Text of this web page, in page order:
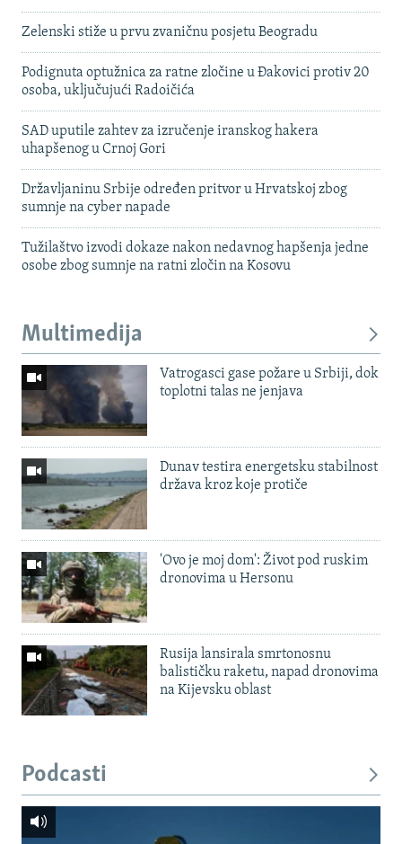
Zelenski stiže u prvu zvaničnu posjetu Beogradu
Podignuta optužnica za ratne zločine u Đakovici protiv 20
osoba, uključujući Radoičića
SAD uputile zahtev za izručenje iranskog hakera
uhapšenog u Crnoj Gori
Državljaninu Srbije određen pritvor u Hrvatskoj zbog
sumnje na cyber napade
Tužilaštvo izvodi dokaze nakon nedavnog hapšenja jedne
osobe zbog sumnje na ratni zločin na Kosovu
Multimedija
Vatrogasci gase požare u Srbiji, dok
toplotni talas ne jenjava
Dunav testira energetsku stabilnost
država kroz koje protiče
'Ovo je moj dom': Život pod ruskim
dronovima u Hersonu
Rusija lansirala smrtonosnu
balističku raketu, napad dronovima
na Kijevsku oblast
Podcasti